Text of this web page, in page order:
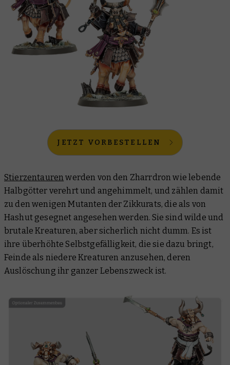
JETZT VORBESTELLEN
Stierzentauren werden von den Zharrdron wie lebende
Halbgötter verehrt und angehimmelt, und zählen damit
zu den wenigen Mutanten der Zikkurats, die als von
Hashut gesegnet angesehen werden. Sie sind wilde und
brutale Kreaturen, aber sicherlich nicht dumm. Es ist
ihre überhöhte Selbstgefälligkeit, die sie dazu bringt,
Feinde als niedere Kreaturen anzusehen, deren
Auslöschung ihr ganzer Lebenszweck ist.